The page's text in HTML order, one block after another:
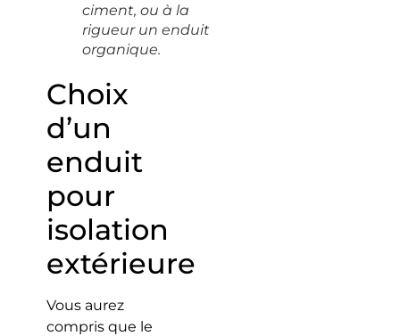
ciment, ou à la
rigueur un enduit
organique.
Choix
d’un
enduit
pour
isolation
extérieure
Vous aurez
compris que le